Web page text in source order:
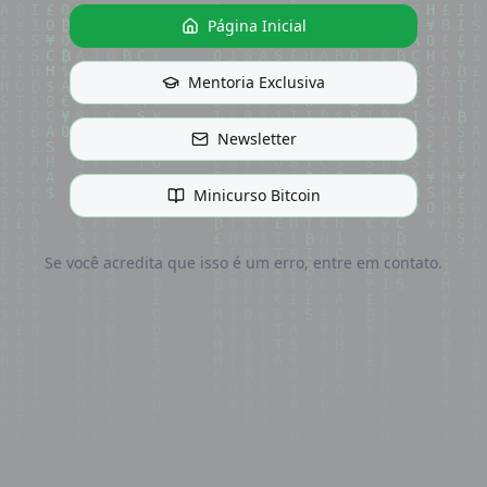
Página Inicial
Mentoria Exclusiva
Newsletter
Minicurso Bitcoin
Se você acredita que isso é um erro, entre em contato.